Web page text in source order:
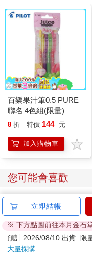
把英語學得這麼好。在
國人自然預期我也像其
涇濱英語或帶有口音的
是迫不及待想證明自己
一般受過教育的美國人
是雅俗皆通，所以輕輕鬆
「putz」（白癡），是個
不清楚狀況的笨蛋），死
克勞德說，這不是正式撤
幾乎從未拉高嗓門的將
卻捨棄了我們。日日夜
作的人都想辦出境簽證
退了自己的婦女同胞，也
自己不知道美國人正在
釋假如宣布撤退，整個
人不利。峴港和芽莊就
命去了，留下居民互相
常平靜，大多數西貢市民
人明說外遇的事實，就
這裡的事實是至少有上百
作，無論是擦鞋或是指揮
隊，又或是以（在伊利
堡的代價為他們口交。他
百樂果汁筆0.5 PURE
聯名 4色組(限量)
8 折 特價 144 元
加入購物車
您可能會喜歡
立即結帳
※ 下方點圖前往本月金石
預計 2026/08/10 出貨
限
大量採購